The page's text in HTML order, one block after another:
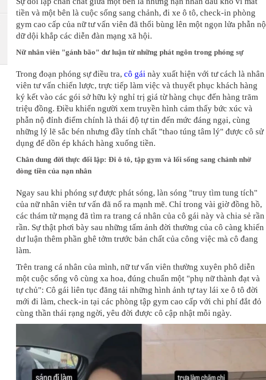
tiền và một bên là cuộc sống sang chảnh, đi xe ô tô, check-in phòng
gym cao cấp của nữ tư vấn viên đã thổi bùng lên một ngọn lửa phẫn nộ
dữ dội khắp các diễn đàn mạng xã hội.
Nữ nhân viên "gánh bão" dư luận từ những phát ngôn trong phóng sự
Trong đoạn phóng sự điều tra, cô gái này xuất hiện với tư cách là nhân
viên tư vấn chiến lược, trực tiếp làm việc và thuyết phục khách hàng
ký kết vào các gói sở hữu kỳ nghỉ trị giá từ hàng chục đến hàng trăm
triệu đồng. Điều khiến người xem truyền hình cảm thấy bức xúc và
phẫn nộ đỉnh điểm chính là thái độ tự tin đến mức đáng ngại, cùng
những lý lẽ sắc bén nhưng đầy tính chất "thao túng tâm lý" được cô sử
dụng để dồn ép khách hàng xuống tiền.
Chân dung đời thực đối lập: Đi ô tô, tập gym và lối sống sang chảnh nhờ
dòng tiền của nạn nhân
Ngay sau khi phóng sự được phát sóng, làn sóng "truy tìm tung tích"
của nữ nhân viên tư vấn đã nổ ra mạnh mẽ. Chỉ trong vài giờ đồng hồ,
các thám tử mạng đã tìm ra trang cá nhân của cô gái này và chia sẻ rần
rần. Sự thật phơi bày sau những tấm ảnh đời thường của cô càng khiến
dư luận thêm phần ghê tởm trước bản chất của công việc mà cô đang
làm.
Trên trang cá nhân của mình, nữ tư vấn viên thường xuyên phô diễn
một cuộc sống vô cùng xa hoa, đúng chuẩn một "phụ nữ thành đạt và
tự chủ": Cô gái liên tục đăng tải những hình ảnh tự tay lái xe ô tô đời
mới đi làm, check-in tại các phòng tập gym cao cấp với chi phí đắt đỏ
cùng thần thái rạng ngời, yêu đời được cô cập nhật mỗi ngày.